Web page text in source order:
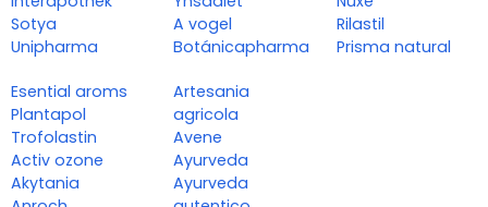
Sotya
Unipharma
A vogel
Botánicapharma
Rilastil
Prisma natural
Esential aroms
Plantapol
Trofolastin
Activ ozone
Akytania
Artesania
agricola
Avene
Ayurveda
Ayurveda